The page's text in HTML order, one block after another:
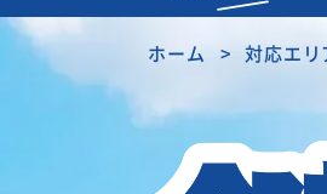
ホーム 対応エリ